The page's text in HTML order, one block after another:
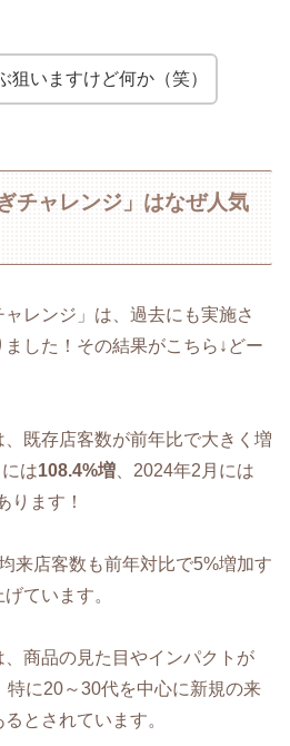
狙いますけど何か（笑）
チャレンジ」はなぜ人気
レンジ」は、過去にも実施さ
ました！その結果がこちら↓どー
既存店客数が前年比で大きく増
は108.4%増 、2024年2月には
ります！
来店客数も前年対比で5%増加す
ています。
商品の見た目やインパクトが
特に20～30代を中心に新規の来
とされています。